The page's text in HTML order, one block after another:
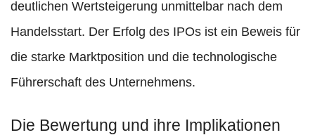
deutlichen Wertsteigerung unmittelbar nach dem
Handelsstart. Der Erfolg des IPOs ist ein Beweis für
die starke Marktposition und die technologische
Führerschaft des Unternehmens.
Die Bewertung und ihre Implikationen